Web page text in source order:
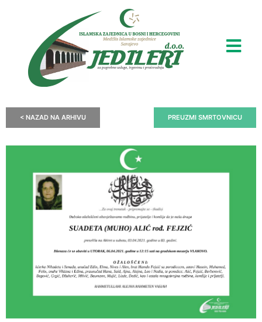
< NAZAD NA ARHIVU PREUZMI SMRTOVNICU